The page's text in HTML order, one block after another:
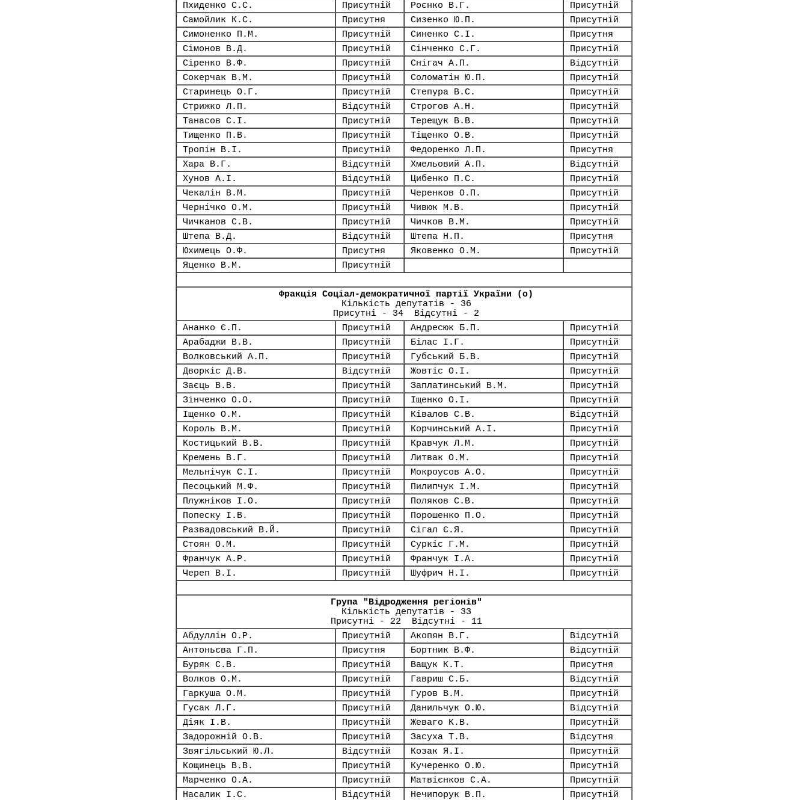
Пхиденко С.С.
Присутній Роєнко В.Г.
Присутній
Самойлик К.С.
Присутня Сизенко Ю.П.
Присутній
Симоненко П.М.
Присутній Синенко С.І.
Присутня
Сімонов В.Д.
Присутній Сінченко С.Г.
Присутній
Сіренко В.Ф.
Присутній Снігач А.П.
Відсутній
Сокерчак В.М.
Присутній Соломатін Ю.П.
Присутній
Старинець О.Г.
Присутній Степура В.С.
Присутній
Стрижко Л.П.
Відсутній Строгов А.Н.
Присутній
Танасов С.І.
Присутній Терещук В.В.
Присутній
Тищенко П.В.
Присутній Тіщенко О.В.
Присутній
Тропін В.І.
Присутній Федоренко Л.П.
Присутня
Хара В.Г.
Відсутній Хмельовий А.П.
Відсутній
Хунов А.І.
Відсутній Цибенко П.С.
Присутній
Чекалін В.М.
Присутній Черенков О.П.
Присутній
Чернічко О.М.
Присутній Чивюк М.В.
Присутній
Чичканов С.В.
Присутній Чичков В.М.
Присутній
Штепа В.Д.
Відсутній Штепа Н.П.
Присутня
Юхимець О.Ф.
Присутня Яковенко О.М.
Присутній
Яценко В.М.
Присутній
Фракція Соціал-демократичної партії України (о)
Кількість депутатів - 36
Присутні - 34 Відсутні - 2
Ананко Є.П.
Присутній Андресюк Б.П.
Присутній
Арабаджи В.В.
Присутній Білас І.Г.
Присутній
Волковський А.П.
Присутній Губський Б.В.
Присутній
Дворкіс Д.В.
Відсутній Жовтіс О.І.
Присутній
Заєць В.В.
Присутній Заплатинський В.М.
Присутній
Зінченко О.О.
Присутній Іщенко О.І.
Присутній
Іщенко О.М.
Присутній Ківалов С.В.
Відсутній
Король В.М.
Присутній Корчинський А.І.
Присутній
Костицький В.В.
Присутній Кравчук Л.М.
Присутній
Кремень В.Г.
Присутній Литвак О.М.
Присутній
Мельнічук С.І.
Присутній Мокроусов А.О.
Присутній
Песоцький М.Ф.
Присутній Пилипчук І.М.
Присутній
Плужніков І.О.
Присутній Поляков С.В.
Присутній
Попеску І.В.
Присутній Порошенко П.О.
Присутній
Развадовський В.Й.
Присутній Сігал Є.Я.
Присутній
Стоян О.М.
Присутній Суркіс Г.М.
Присутній
Франчук А.Р.
Присутній Франчук І.А.
Присутній
Череп В.І.
Присутній Шуфрич Н.І. Присутній
Група "Відродження регіонів"
Кількість депутатів - 33
Присутні - 22 Відсутні - 11
Абдуллін О.Р.
Присутній Акопян В.Г.
Відсутній
Антоньєва Г.П.
Присутня Бортник В.Ф.
Відсутній
Буряк С.В.
Присутній Ващук К.Т.
Присутня
Волков О.М.
Присутній Гавриш С.Б.
Відсутній
Гаркуша О.М.
Присутній Гуров В.М.
Присутній
Гусак Л.Г.
Присутній Данильчук О.Ю.
Відсутній
Діяк І.В.
Присутній Жеваго К.В.
Присутній
Задорожній О.В.
Присутній Засуха Т.В.
Відсутня
Звягільський Ю.Л.
Відсутній Козак Я.І.
Присутній
Кощинець В.В.
Присутній Кучеренко О.Ю.
Присутній
Марченко О.А.
Присутній Матвієнков С.А.
Присутній
Насалик І.С.
Відсутній Нечипорук В.П.
Присутній